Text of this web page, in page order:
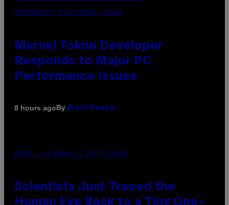
SCREENSHOT: PLAYSTATION, STEAM
Marvel Tokon Developer
Responds to Major PC
Performance Issues
8 hours agoBy Brent Koepp
PHOTO: CSA IMAGES / GETTY IMAGES
Scientists Just Traced the
Human Eye Back to a Tiny One-